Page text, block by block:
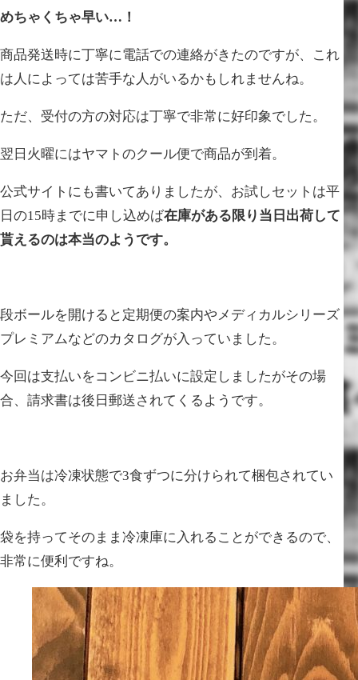
めちゃくちゃ早い…！
商品発送時に丁寧に電話での連絡がきたのですが、これ
は人によっては苦手な人がいるかもしれませんね。
ただ、受付の方の対応は丁寧で非常に好印象でした。
翌日火曜にはヤマトのクール便で商品が到着。
公式サイトにも書いてありましたが、お試しセットは平
日の15時までに申し込めば在庫がある限り当日出荷して
貰えるのは本当のようです。
段ボールを開けると定期便の案内やメディカルシリーズ
プレミアムなどのカタログが入っていました。
今回は支払いをコンビニ払いに設定しましたがその場
合、請求書は後日郵送されてくるようです。
お弁当は冷凍状態で3食ずつに分けられて梱包されてい
ました。
袋を持ってそのまま冷凍庫に入れることができるので、
非常に便利ですね。